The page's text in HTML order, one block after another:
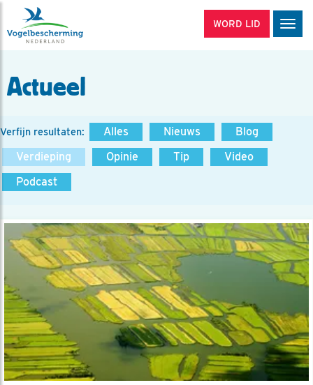
WORD LID
Actueel
Verfijn resultaten: Alles Nieuws
Blog
Verdieping
Opinie Tip
Video
Podcast